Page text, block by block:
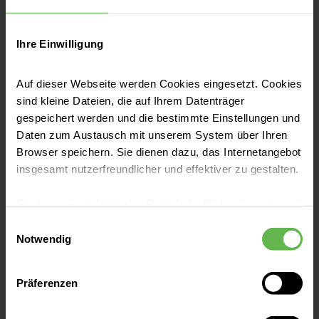
Ihre Einwilligung
Auf dieser Webseite werden Cookies eingesetzt. Cookies
sind kleine Dateien, die auf Ihrem Datenträger
gespeichert werden und die bestimmte Einstellungen und
Daten zum Austausch mit unserem System über Ihren
Browser speichern. Sie dienen dazu, das Internetangebot
insgesamt nutzerfreundlicher und effektiver zu gestalten.
eingesetzt werden.
Es steht Ihnen frei, unsere Seite mit nur den notwendigen
Cookies zu benutzen, eine individuelle Auswahl
Notwendig
Präferenzen
Leistungen finden
Kontakt & Anfahrt
Veranstaltungen